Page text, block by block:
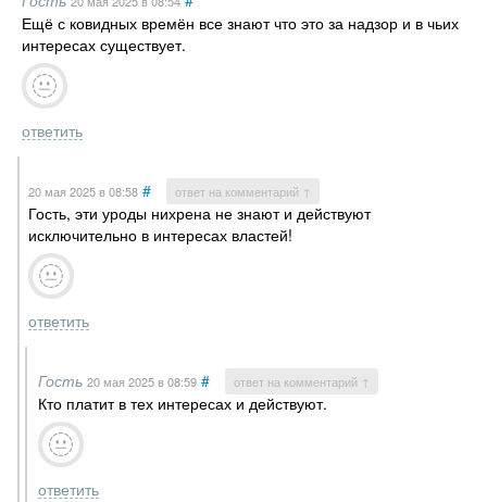
Ещё с ковидных времён все знают что это за надзор и в чьих
интересах существует.
ответить
20 мая 2025в 08:58 # ответ на комментарий ↑
Гость, эти уроды нихрена не знают и действуют
исключительно в интересах властей!
ответить
Гость 20 мая 2025в 08:59 # ответ на комментарий ↑
Кто платит в тех интересах и действуют.
ответить